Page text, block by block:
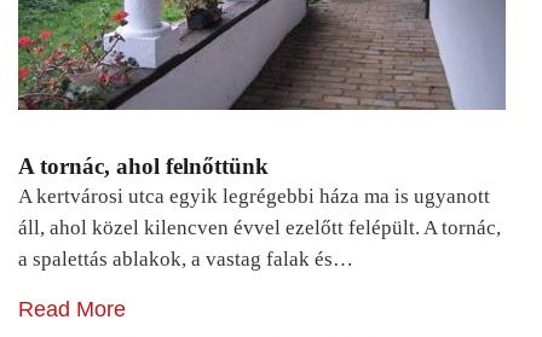
A tornác, ahol felnőttünk
A kertvárosi utca egyik legrégebbi háza ma is ugyanott
áll, ahol közel kilencven évvel ezelőtt felépült. A tornác,
a spalettás ablakok, a vastag falak és…
Read More